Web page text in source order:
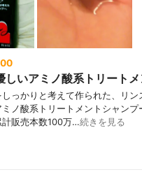
しいアミノ酸系トリートメ
っかりと考えて作られた、リン
ノ酸系トリートメントシャン
計販売本数100万…続きを見る